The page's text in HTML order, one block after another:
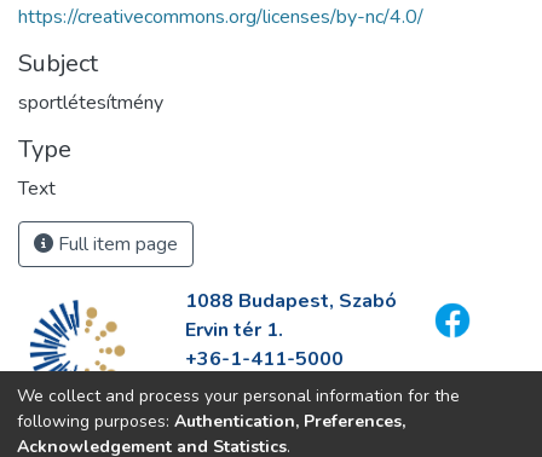
https://creativecommons.org/licenses/by-nc/4.0/
Subject
sportlétesítmény
Type
Text
Full item page
1088 Budapest, Szabó
Ervin tér 1.
+36-1-411-5000
info@fszek.hu
https://fszek.hu
We collect and process your personal information for the
following purposes: Authentication, Preferences,
Acknowledgement and Statistics.